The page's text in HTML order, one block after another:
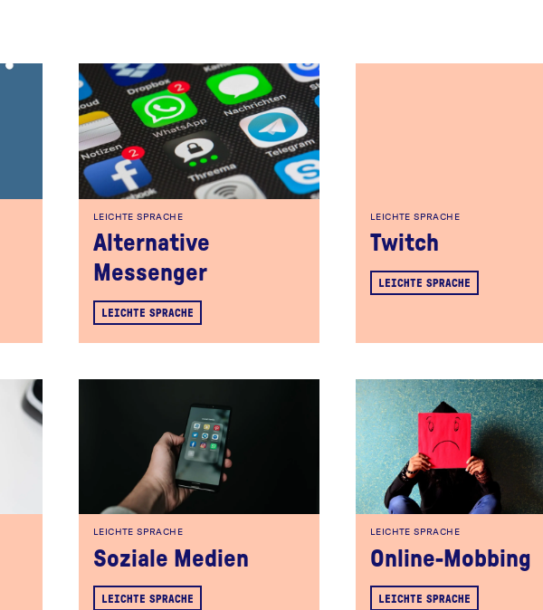
LEICHTE SPRACHE
Alternative
Messenger
LEICHTE SPRACHE
LEICHTE SPRACHE
Twitch
LEICHTE SPRACHE
LEICHTE SPRACHE
Soziale Medien
LEICHTE SPRACHE
LEICHTE SPRACHE
Online-Mobbing
LEICHTE SPRACHE